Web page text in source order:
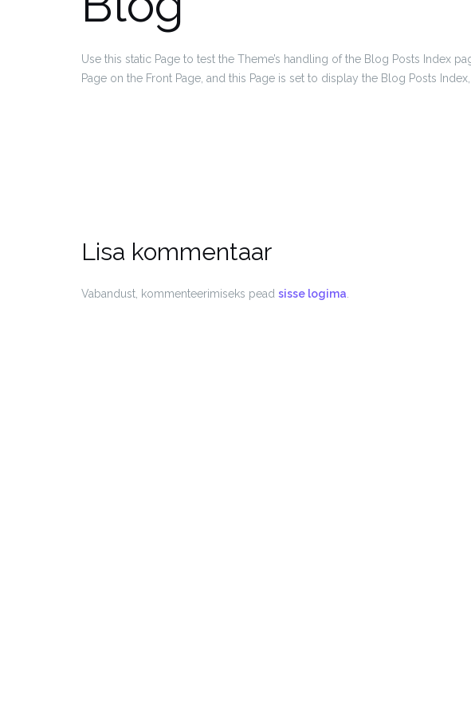
Use this static Page to test the Theme’s handling of the Blog Posts Index
Page on the Front Page, and this Page is set to display the Blog Posts
Lisa kommentaar
Vabandust, kommenteerimiseks pead sisse logima